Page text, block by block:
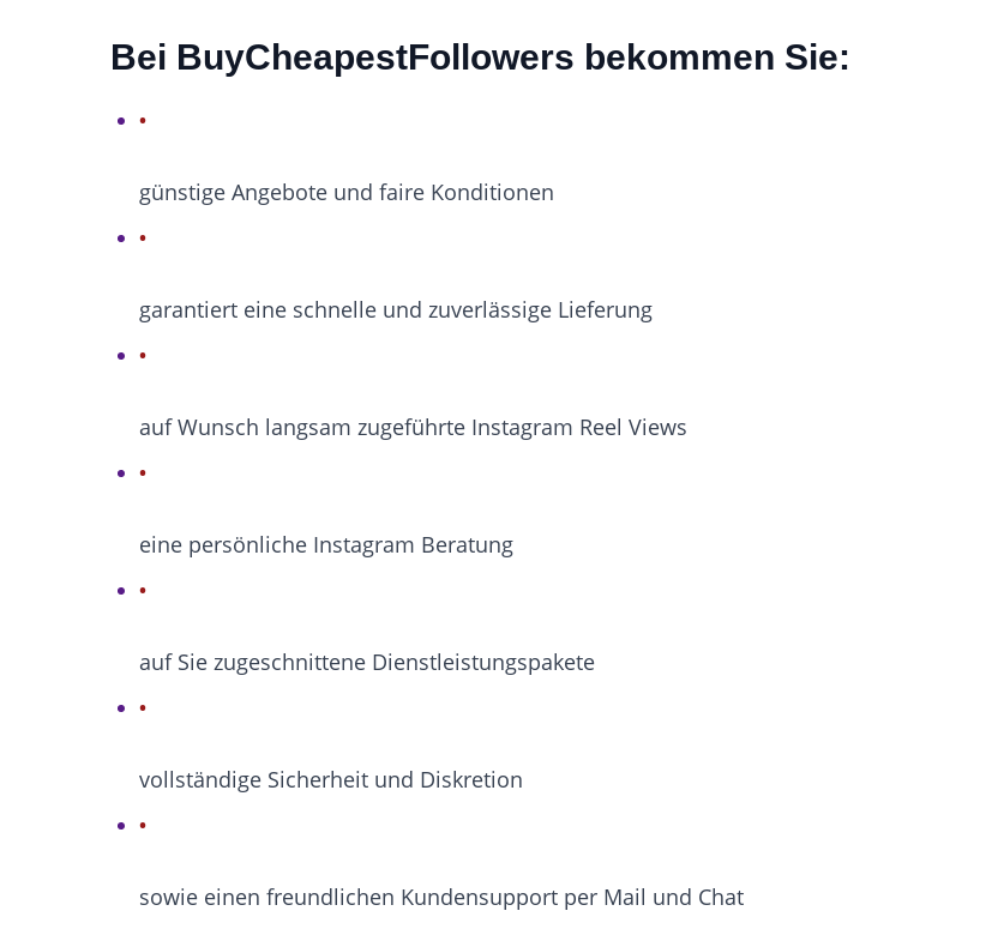
Bei BuyCheapestFollowers bekommen Sie:
günstige Angebote und faire Konditionen
garantiert eine schnelle und zuverlässige Lieferung
auf Wunsch langsam zugeführte Instagram Reel Views
eine persönliche Instagram Beratung
auf Sie zugeschnittene Dienstleistungspakete
vollständige Sicherheit und Diskretion
sowie einen freundlichen Kundensupport per Mail und Chat